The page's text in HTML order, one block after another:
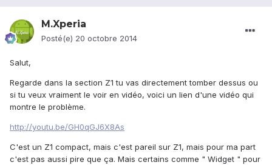
M.Xperia
Posté(e) 20 octobre 2014
Salut,
Regarde dans la section Z1 tu vas directement tomber dessus ou
si tu veux vraiment le voir en vidéo, voici un lien d'une vidéo qui
montre le problème.
http://youtu.be/GH0qGJ6X8As
C'est un Z1 compact, mais c'est pareil sur Z1, mais pour ma part
c'est pas aussi pire que ça. Mais certains comme " Widget " pour